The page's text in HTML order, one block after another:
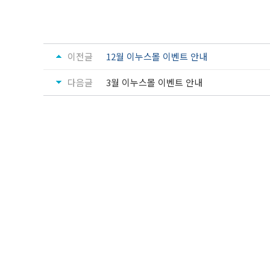
이전글 12월 이누스몰 이벤트 안내
다음글 3월 이누스몰 이벤트 안내